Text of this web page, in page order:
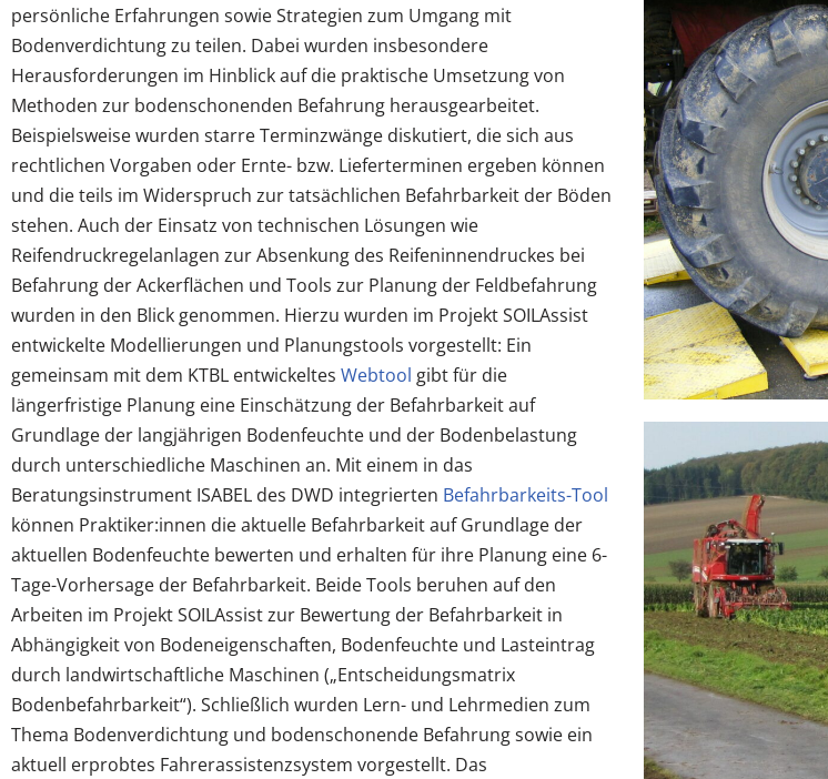
persönliche Erfahrungen sowie Strategien zum Umgang mit
Bodenverdichtung zu teilen. Dabei wurden insbesondere
Herausforderungen im Hinblick auf die praktische Umsetzung von
Methoden zur bodenschonenden Befahrung herausgearbeitet.
Beispielsweise wurden starre Terminzwänge diskutiert, die sich aus
rechtlichen Vorgaben oder Ernte- bzw. Lieferterminen ergeben können
und die teils im Widerspruch zur tatsächlichen Befahrbarkeit der Böden
stehen. Auch der Einsatz von technischen Lösungen wie
Reifendruckregelanlagen zur Absenkung des Reifeninnendruckes bei
Befahrung der Ackerflächen und Tools zur Planung der Feldbefahrung
wurden in den Blick genommen. Hierzu wurden im Projekt SOILAssist
entwickelte Modellierungen und Planungstools vorgestellt: Ein
gemeinsam mit dem KTBL entwickeltes Webtool gibt für die
längerfristige Planung eine Einschätzung der Befahrbarkeit auf
Grundlage der langjährigen Bodenfeuchte und der Bodenbelastung
durch unterschiedliche Maschinen an. Mit einem in das
Beratungsinstrument ISABEL des DWD integrierten Befahrbarkeits-Tool
können Praktiker:innen die aktuelle Befahrbarkeit auf Grundlage der
aktuellen Bodenfeuchte bewerten und erhalten für ihre Planung eine 6-
Tage-Vorhersage der Befahrbarkeit. Beide Tools beruhen auf den
Arbeiten im Projekt SOILAssist zur Bewertung der Befahrbarkeit in
Abhängigkeit von Bodeneigenschaften, Bodenfeuchte und Lasteintrag
durch landwirtschaftliche Maschinen („Entscheidungsmatrix
Bodenbefahrbarkeit“). Schließlich wurden Lern- und Lehrmedien zum
Thema Bodenverdichtung und bodenschonende Befahrung sowie ein
aktuell erprobtes Fahrerassistenzsystem vorgestellt. Das